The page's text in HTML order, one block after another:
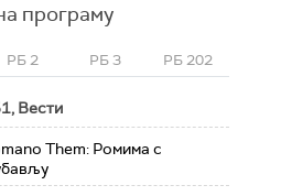
програму
РБ 2 РБ 3 РБ 202
Вести
Them: Ромима с